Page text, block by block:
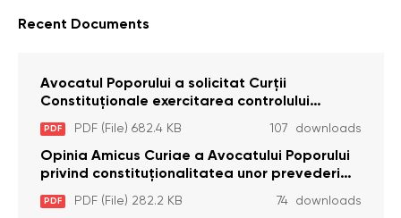
Recent Documents
Avocatul Poporului a solicitat Curţii
Constituţionale exercitarea controlului
constituţionalităţii unor prevederi cu privire la
plata alocației sociale de stat persoanelor
cu dizabilitați care sunt private de liberate
PDF PDF (File) 682.4 KB 107 downloads
Opinia Amicus Curiae a Avocatului Poporului
privind constituționalitatea unor prevederi
care interzic angajarea în organizațiile de
pază particulară a persoanelor condamnate
PDF PDF (File) 282.2 KB 74 downloads